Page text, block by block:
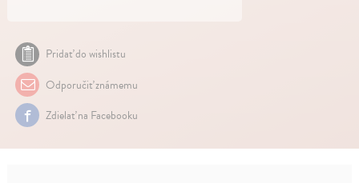
Pridať do wishlistu
Odporučiť známemu
Zdielať na Facebooku